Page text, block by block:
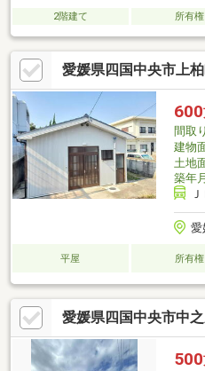
2階建て 所有権
愛媛県四国中央市上
600
間取り
建物
土地
築年月
愛
平屋 所有権
愛媛県四国中央市中
500